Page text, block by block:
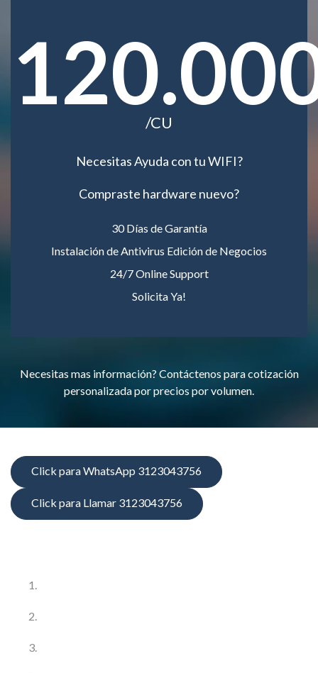
/CU
Necesitas Ayuda con tu WIFI?
Compraste hardware nuevo?
30 Días de Garantía
Instalación de Antivirus Edición de Negocios
24/7 Online Support
Solicita Ya!
Necesitas mas información? Contáctenos para cotización
personalizada por precios por volumen.
Click para WhatsApp 3123043756
Click para Llamar 3123043756